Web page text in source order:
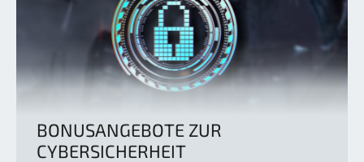
BONUSANGEBOTE ZUR
CYBERSICHERHEIT